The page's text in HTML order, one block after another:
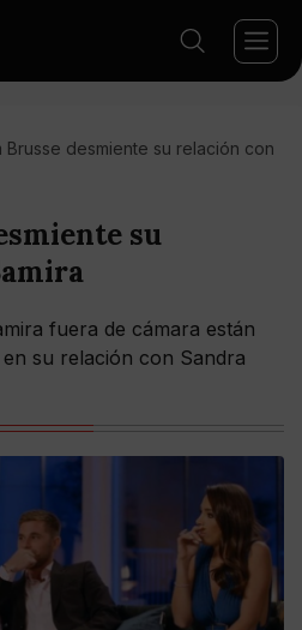
Brusse desmiente su relación con
su
fuera de cámara están
su relación con Sandra